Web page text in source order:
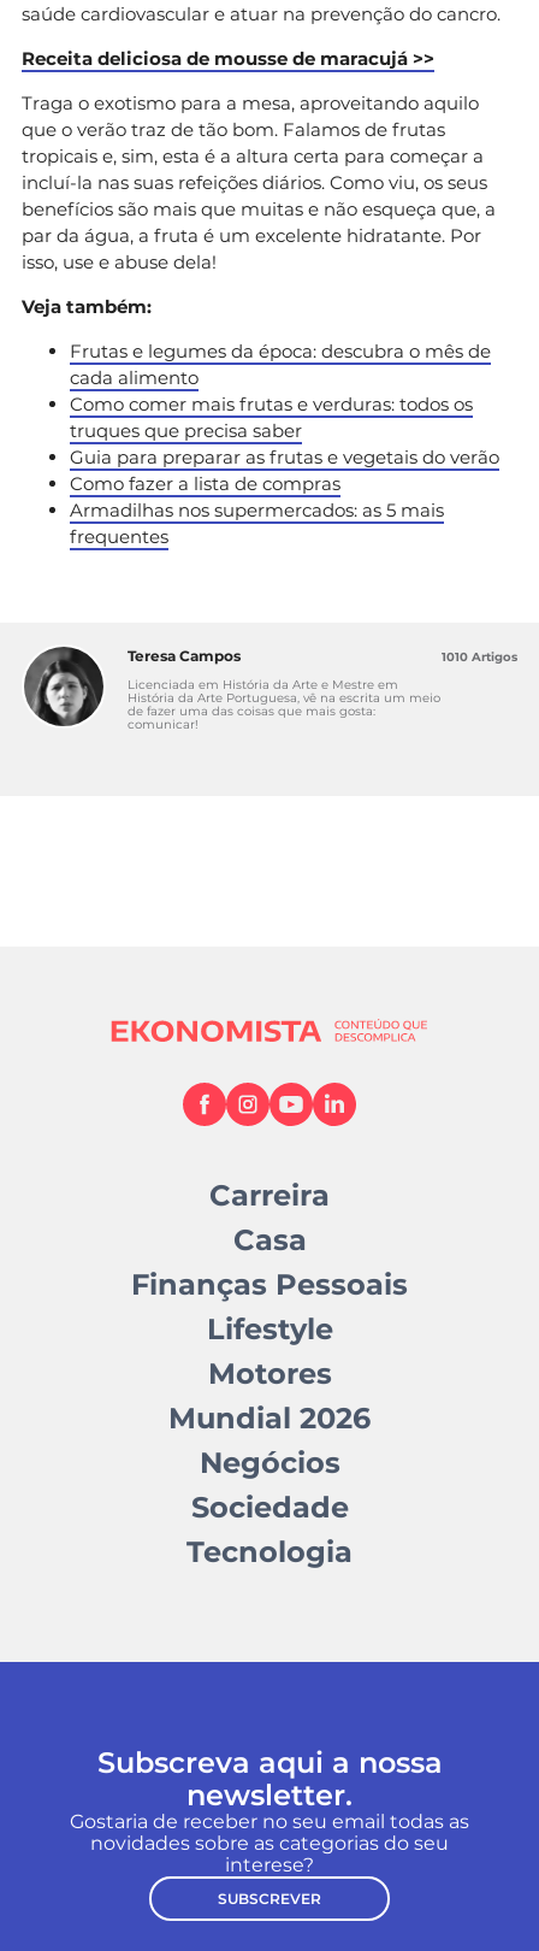
saúde cardiovascular e atuar na prevenção do cancro.
Receita deliciosa de mousse de maracujá >>
Traga o exotismo para a mesa, aproveitando aquilo
que o verão traz de tão bom. Falamos de frutas
tropicais e, sim, esta é a altura certa para começar a
incluí-la nas suas refeições diários. Como viu, os seus
benefícios são mais que muitas e não esqueça que, a
par da água, a fruta é um excelente hidratante. Por
isso, use e abuse dela!
Veja também:
Frutas e legumes da época: descubra o mês de
cada alimento
Como comer mais frutas e verduras: todos os
truques que precisa saber
Guia para preparar as frutas e vegetais do verão
Como fazer a lista de compras
Armadilhas nos supermercados: as 5 mais
frequentes
Teresa Campos
Licenciada em História da Arte e Mestre em
História da Arte Portuguesa, vê na escrita um meio
de fazer uma das coisas que mais gosta:
comunicar!
1010 Artigos
Carreira
Casa
Finanças Pessoais
Lifestyle
Motores
Mundial 2026
Negócios
Sociedade
Tecnologia
Subscreva aqui a nossa
newsletter.
Gostaria de receber no seu email todas as
novidades sobre as categorias do seu
interese?
SUBSCREVER